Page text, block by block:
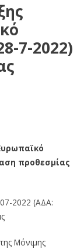
7-2022)
προθεσμίας
2022 (ΑΔΑ:
Μόνιμης